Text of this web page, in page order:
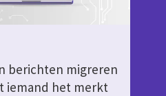
berichten migreren
iemand het merkt